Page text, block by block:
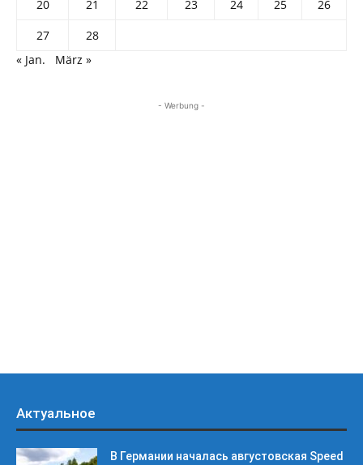
20
21 22 23 24 25
26
27
28
« Jan.
März »
- Werbung -
Актуальное
В Германии началась августовская Speed